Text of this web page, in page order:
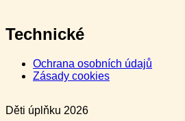
Technické
Ochrana osobních údajů
Zásady cookies
Děti úplňku 2026